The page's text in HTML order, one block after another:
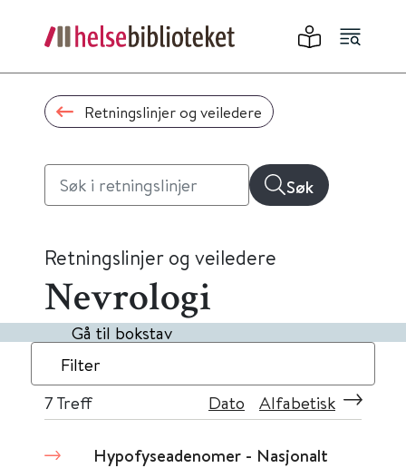
Retningslinjer og veiledere
Søk
Retningslinjer og veiledere
Nevrologi
Gå til bokstav
Filter
7Treff Dato Alfabetisk
Hypofyseadenomer - Nasjonalt